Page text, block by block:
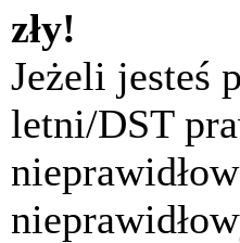
zły!
Jeżeli jesteś
letni/DST